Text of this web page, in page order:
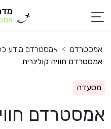
אמסטרדם אמסטרדם מידע
אמסטרדם חוויה קולינרית
מסעדה
אמסטרדם